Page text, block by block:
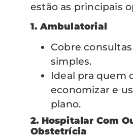
estão as principais
1. Ambulatorial
Cobre
simples.
Ideal pra quem
economizar e
plano.
2. Hospitalar Com
Obstetrícia